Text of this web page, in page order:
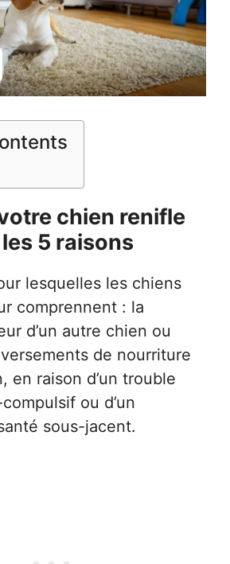
chien renifle
5 raisons
lesquelles les chiens
comprennent : la
d’un autre chien ou
de nourriture
en raison d’un trouble
ou d’un
sous-jacent.